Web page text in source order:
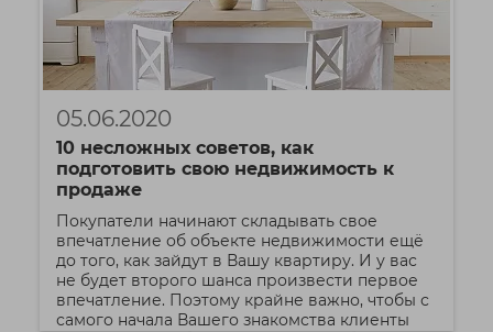
05.06.2020
10 несложных советов, как
подготовить свою недвижимость к
продаже
Покупатели начинают складывать свое
впечатление об объекте недвижимости ещё
до того, как зайдут в Вашу квартиру. И у вас
не будет второго шанса произвести первое
впечатление. Поэтому крайне важно, чтобы с
самого начала Вашего знакомства клиенты